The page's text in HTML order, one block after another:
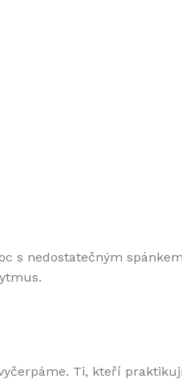
s nedostatečným
Ti, kteří